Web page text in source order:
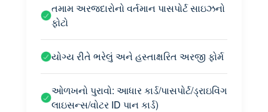
તમામ અરજદારોનો વર્તમાન પાસપોર્ટ સાઇઝનો
ફોટો
યોગ્ય રીતે ભરેલું અને હસ્તાક્ષરિત અરજી ફોર્મ
ઓળખનો પુરાવો: આધાર કાર્ડ/પાસપોર્ટ/ડ્રાઇવિંગ
લાઇસન્સ/વોટર ID પાન કાર્ડ)